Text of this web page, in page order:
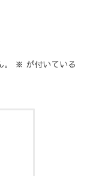
※ が付いている